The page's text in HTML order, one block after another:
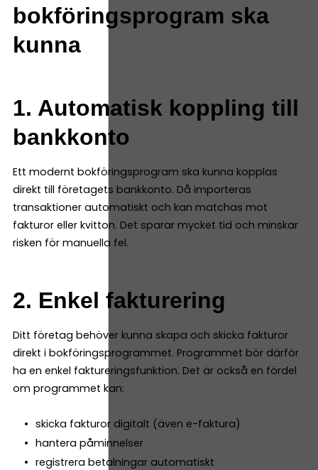
bokföringsprogram ska
kunna
1. Automatisk koppling till
bankkonto
Ett modernt bokföringsprogram ska kunna kopplas
direkt till företagets bankkonto. Då importeras
transaktioner automatiskt och kan matchas mot
fakturor eller kvitton. Det sparar mycket tid och minskar
risken för manuella fel.
2. Enkel fakturering
Ditt företag behöver kunna skapa och skicka fakturor
direkt i bokföringsprogrammet. Programmet bör därför
ha en enkel faktureringsfunktion. Det är också en fördel
om programmet kan:
skicka fakturor digitalt (även e-faktura)
hantera påminnelser
registrera betalningar automatiskt